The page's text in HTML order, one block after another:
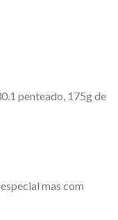
penteado, 175g de
mas com